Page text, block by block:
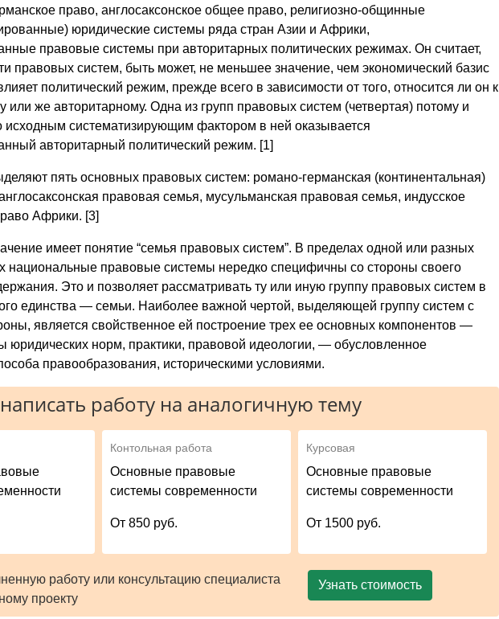
право, англосаксонское общее право, религиозно-общинные
юридические системы ряда стран Азии и Африки,
правовые системы при авторитарных политических режимах. Он считает,
правовых систем, быть может, не меньшее значение, чем экономический базис
политический режим, прежде всего в зависимости от того, относится ли он к
или же авторитарному. Одна из групп правовых систем (четвертая) потому и
исходным систематизирующим фактором в ней оказывается
авторитарный политический режим. [1]
пять основных правовых систем: романо-германская (континентальная)
правовая семья, мусульманская правовая семья, индусское
Африки. [3]
имеет понятие “семья правовых систем”. В пределах одной или разных
национальные правовые системы нередко специфичны со стороны своего
Это и позволяет рассматривать ту или иную группу правовых систем в
единства — семьи. Наиболее важной чертой, выделяющей группу систем с
является свойственное ей построение трех ее основных компонентов —
юридических норм, практики, правовой идеологии, — обусловленное
правообразования, историческими условиями.
работу на аналогичную тему
Контольная работа
Основные правовые
системы современности
От 850 руб.
Курсовая
Основные правовые
системы современности
От 1500 руб.
работу или консультацию специалиста
проекту
Узнать стоимость